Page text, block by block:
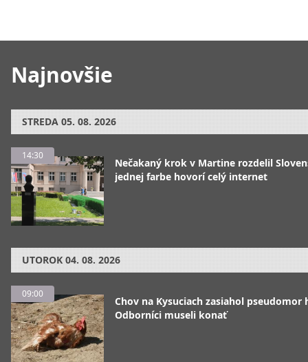
Najnovšie
STREDA 05. 08. 2026
14:30
Nečakaný krok v Martine rozdelil
jednej farbe hovorí celý internet
UTOROK 04. 08. 2026
09:00
Chov na Kysuciach zasiahol pseudomor
Odborníci museli konať